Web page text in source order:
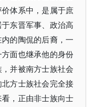
体系中，是属于庶
东晋军事、政治高
的陶侃的后裔，一
面也继承他的身份
并被南方士族社会
方士族社会完全接
，正由非士族向士